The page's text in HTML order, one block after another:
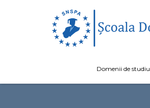
Domenii de studiu